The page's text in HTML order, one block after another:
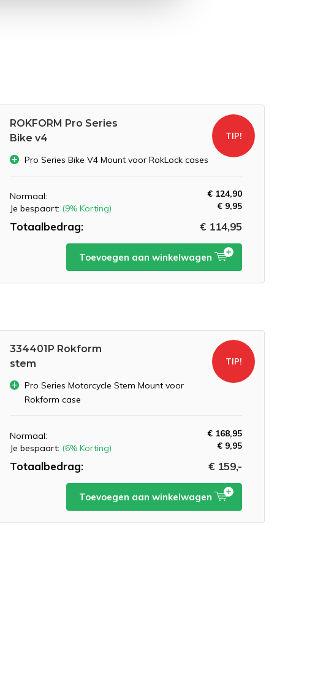
ROKFORM Pro Series
Bike v4
Pro Series Bike V4 Mount voor RokLock cases
Normaal:
€ 124,90
Je bespaart: (9% Korting) € 9,95
Totaalbedrag: € 114,95
TIP!
Toevoegen aan winkelwagen
334401P Rokform
stem
Pro Series Motorcycle Stem Mount voor
Rokform case
Normaal:
€ 168,95
Je bespaart: (6% Korting) € 9,95
Totaalbedrag: € 159,-
TIP!
Toevoegen aan winkelwagen